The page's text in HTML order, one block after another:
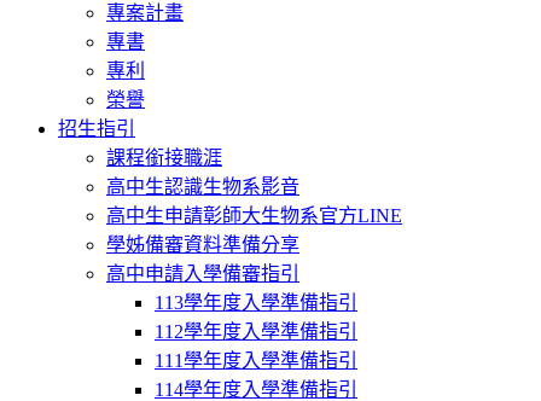
專案計畫
專書
專利
榮譽
招生指引
課程銜接職涯
高中生認識生物系影音
高中生申請彰師大生物系官方LINE
學姊備審資料準備分享
高中申請入學備審指引
113學年度入學準備指引
112學年度入學準備指引
111學年度入學準備指引
114學年度入學準備指引